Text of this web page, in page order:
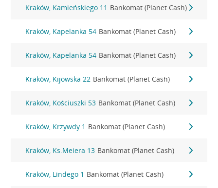
Kraków, Kamieńskiego 11 Bankomat (Planet Cash)
Kraków, Kapelanka 54 Bankomat (Planet Cash)
Kraków, Kapelanka 54 Bankomat (Planet Cash)
Kraków, Kijowska 22 Bankomat (Planet Cash)
Kraków, Kościuszki 53 Bankomat (Planet Cash)
Kraków, Krzywdy 1 Bankomat (Planet Cash)
Kraków, Ks.Meiera 13 Bankomat (Planet Cash)
Kraków, Lindego 1 Bankomat (Planet Cash)